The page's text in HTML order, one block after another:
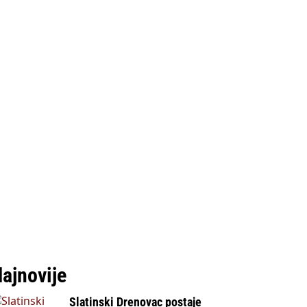
Slatinski Drenovac postaje